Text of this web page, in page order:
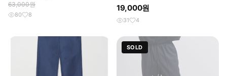
63,000원
80 8
19,000원
31 4
SOLD